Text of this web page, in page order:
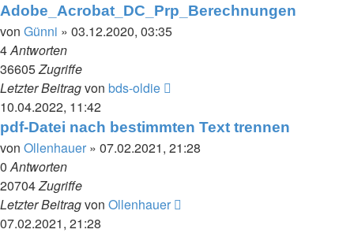
Adobe_Acrobat_DC_Prp_Berechnungen
von Günni » 03.12.2020, 03:35
4Antworten
36605Zugriffe
Letzter Beitragvon bds-oldie
10.04.2022, 11:42
pdf-Datei nach bestimmten Text trennen
von Ollenhauer » 07.02.2021, 21:28
0Antworten
20704Zugriffe
Letzter Beitragvon Ollenhauer
07.02.2021, 21:28